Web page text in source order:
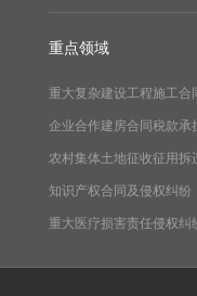
重点领域
重大复杂建设工程施工合
企业合作建房合同税款承
农村集体土地征收征用拆
知识产权合同及侵权纠纷
重大医疗损害责任侵权纠